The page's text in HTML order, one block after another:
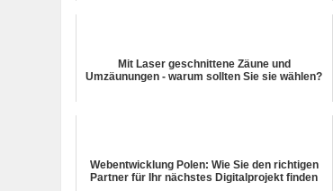
Mit Laser geschnittene Zäune und
Umzäunungen - warum sollten Sie sie wählen?
Webentwicklung Polen: Wie Sie den richtigen
Partner für Ihr nächstes Digitalprojekt finden